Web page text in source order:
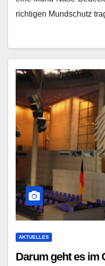
richtigen Mundschutz
AKTUELLES
Darum geht es im